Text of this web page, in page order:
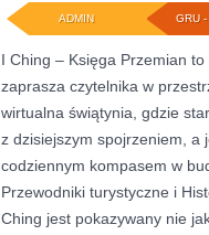
GRU
ADMIN
I Ching – Księga Przemian
zaprasza czytelnika w
wirtualna świątynia, gdzie
z dzisiejszym spojrzeniem, a
codziennym kompasem w
Przewodniki turystyczne i
Ching jest pokazywany nie